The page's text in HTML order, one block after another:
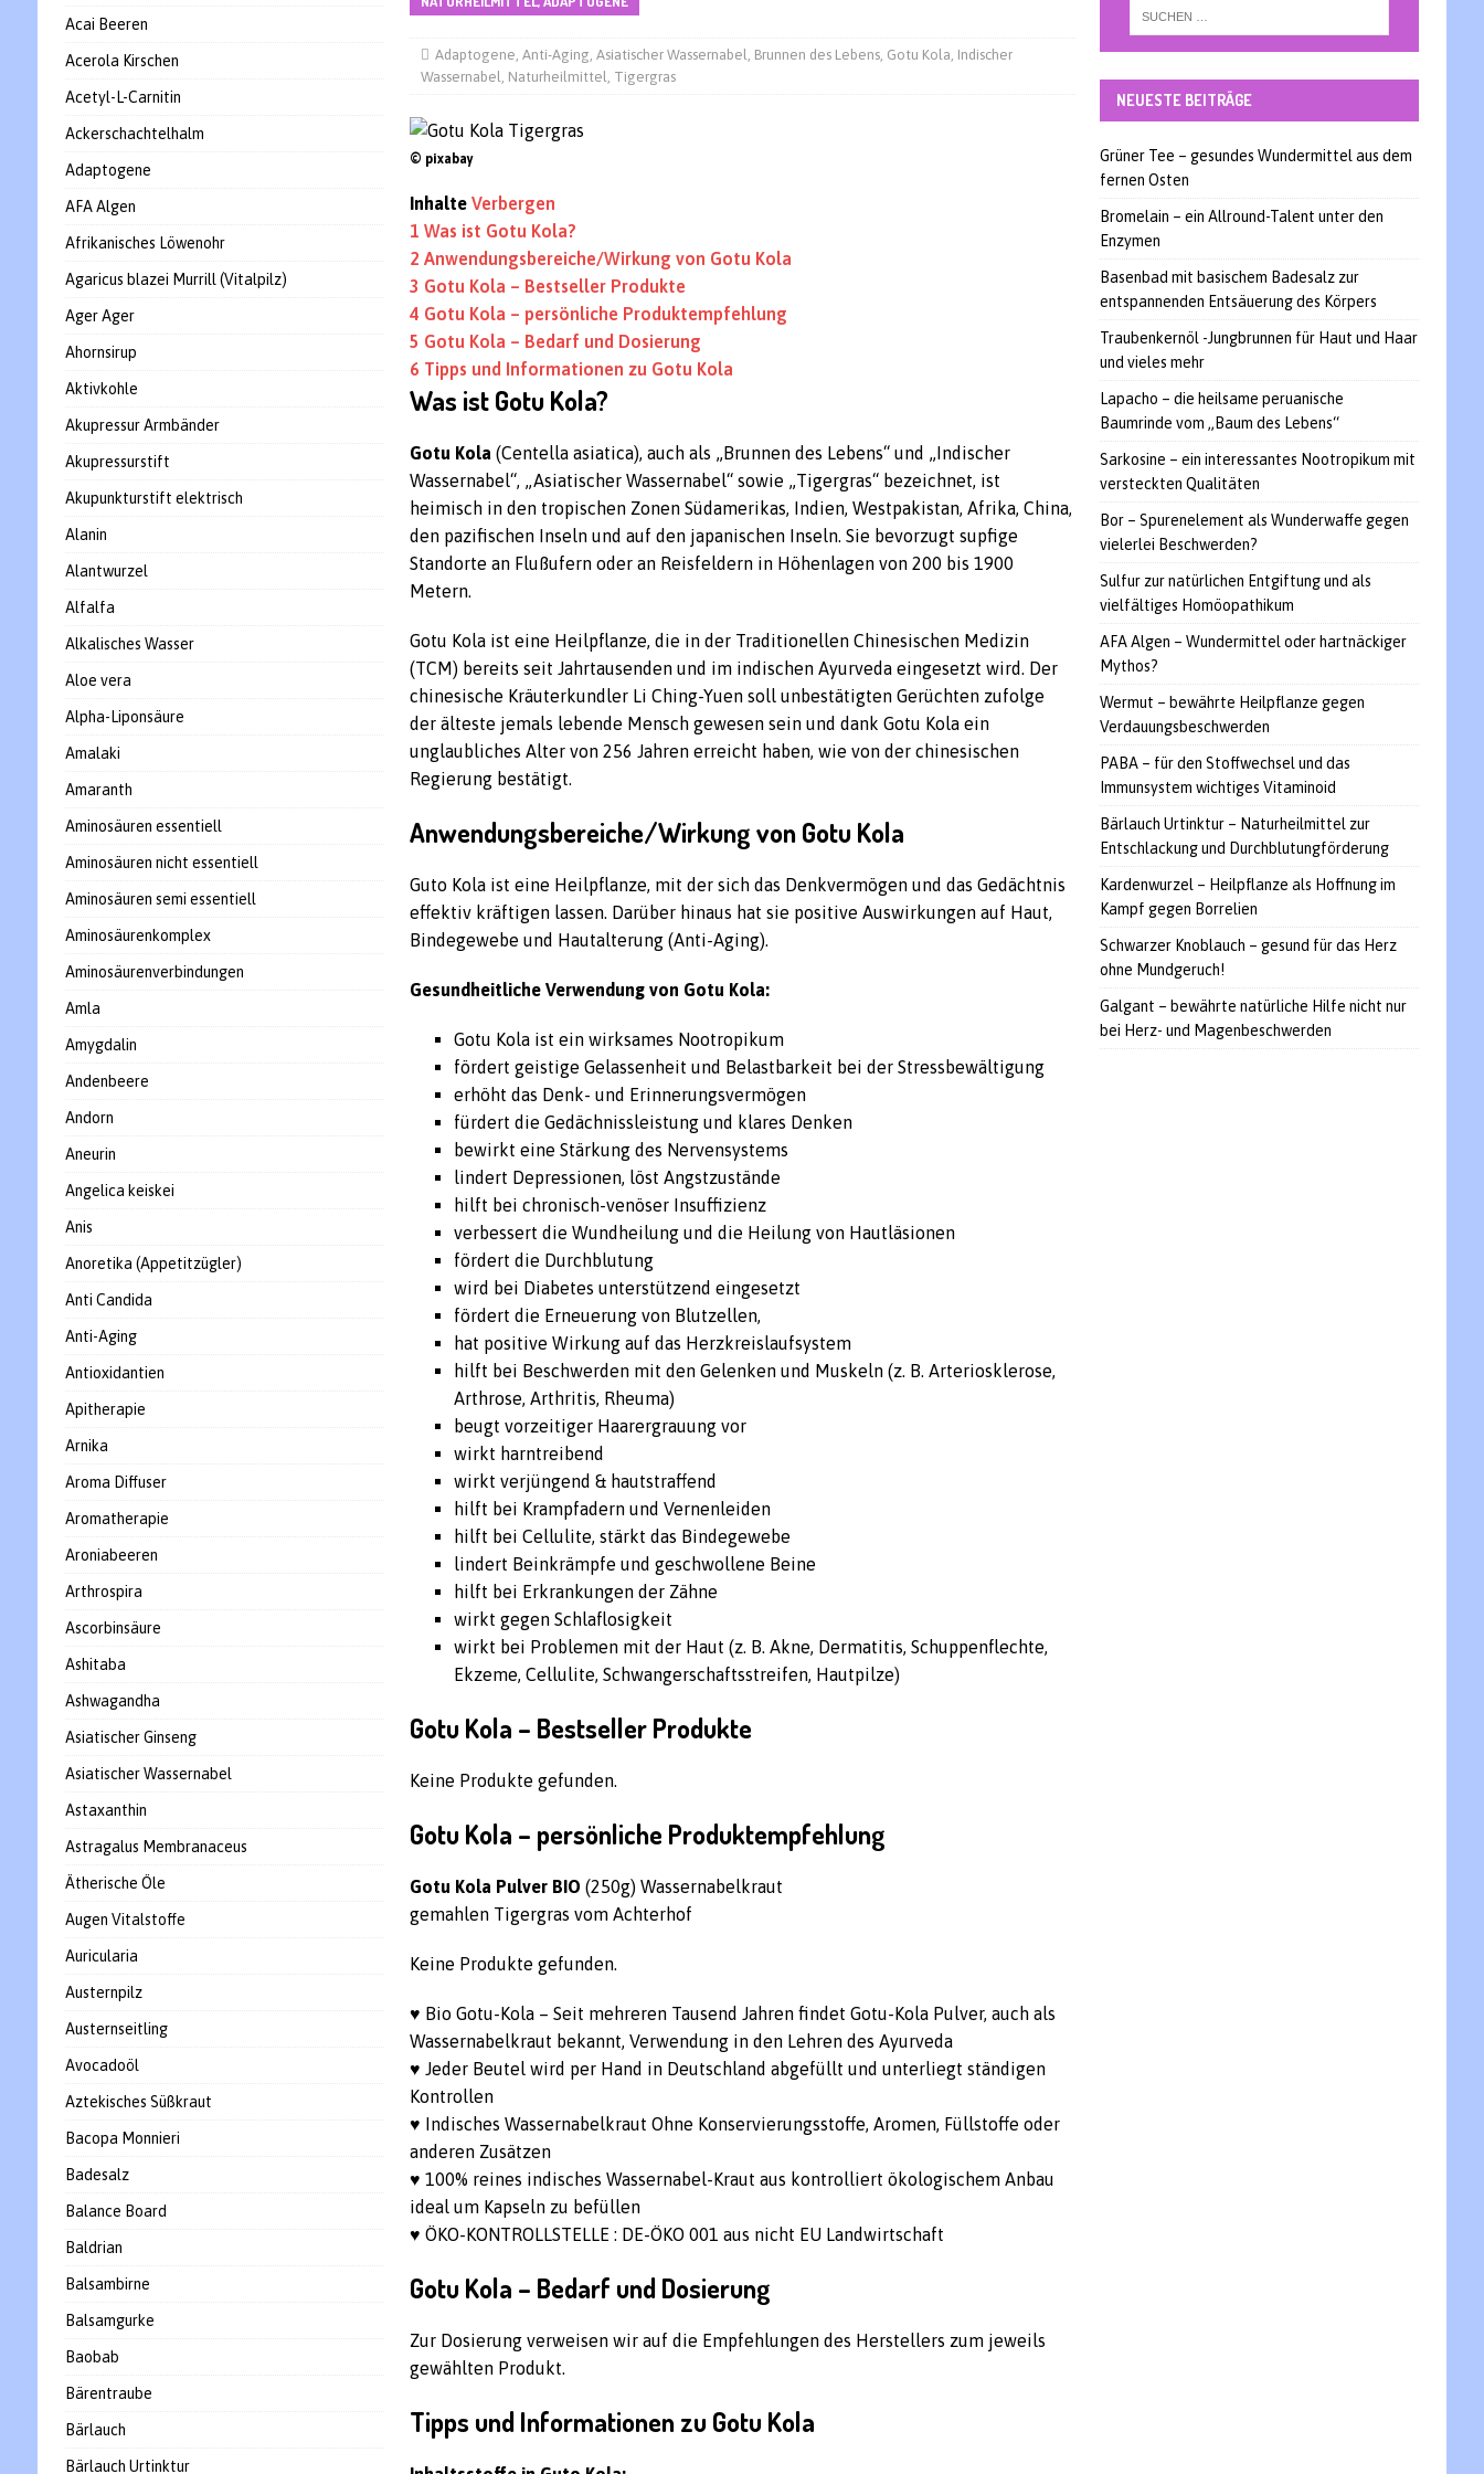
Adaptogene,Anti-Aging,Asiatischer Wassernabel, Brunnen des Lebens, Gotu Kola, Indischer
Wassernabel, Naturheilmittel, Tigergras
© pixabay
Inhalte Verbergen
1 Was ist Gotu Kola?
2 Anwendungsbereiche/Wirkung von Gotu Kola
3 Gotu Kola – Bestseller Produkte
4 Gotu Kola – persönliche Produktempfehlung
5 Gotu Kola – Bedarf und Dosierung
6 Tipps und Informationen zu Gotu Kola
Was ist Gotu Kola?
Gotu Kola(Centella asiatica), auch als „Brunnen des Lebens“ und „Indischer
Wassernabel“, „Asiatischer Wassernabel“ sowie „Tigergras“ bezeichnet, ist
heimisch in den tropischen Zonen Südamerikas, Indien, Westpakistan, Afrika, China,
den pazifischen Inseln und auf den japanischen Inseln. Sie bevorzugt supfige
Standorte an Flußufern oder an Reisfeldern in Höhenlagen von 200 bis 1900
Metern.
Gotu Kola ist eine Heilpflanze, die in der Traditionellen Chinesischen Medizin
(TCM) bereits seit Jahrtausenden und im indischen Ayurveda eingesetzt wird. Der
chinesische Kräuterkundler Li Ching-Yuen soll unbestätigten Gerüchten zufolge
der älteste jemals lebende Mensch gewesen sein und dank Gotu Kola ein
unglaubliches Alter von 256 Jahren erreicht haben, wie von der chinesischen
Regierung bestätigt.
Anwendungsbereiche/Wirkung von Gotu Kola
Guto Kola ist eine Heilpflanze, mit der sich das Denkvermögen und das Gedächtnis
effektiv kräftigen lassen. Darüber hinaus hat sie positive Auswirkungen auf Haut,
Bindegewebe und Hautalterung (Anti-Aging).
Gesundheitliche Verwendung von Gotu Kola:
Gotu Kola ist ein wirksames Nootropikum
fördert geistige Gelassenheit und Belastbarkeit bei der Stressbewältigung
erhöht das Denk- und Erinnerungsvermögen
fürdert die Gedächnissleistung und klares Denken
bewirkt eine Stärkung des Nervensystems
lindert Depressionen, löst Angstzustände
hilft bei chronisch-venöser Insuffizienz
verbessert die Wundheilung und die Heilung von Hautläsionen
fördert die Durchblutung
wird bei Diabetes unterstützend eingesetzt
fördert die Erneuerung von Blutzellen,
hat positive Wirkung auf das Herzkreislaufsystem
hilft bei Beschwerden mit den Gelenken und Muskeln (z. B. Arteriosklerose,
Arthrose, Arthritis, Rheuma)
beugt vorzeitiger Haarergrauung vor
wirkt harntreibend
wirkt verjüngend & hautstraffend
hilft bei Krampfadern und Vernenleiden
hilft bei Cellulite, stärkt das Bindegewebe
lindert Beinkrämpfe und geschwollene Beine
hilft bei Erkrankungen der Zähne
wirkt gegen Schlaflosigkeit
wirkt bei Problemen mit der Haut (z. B. Akne, Dermatitis, Schuppenflechte,
Ekzeme, Cellulite, Schwangerschaftsstreifen, Hautpilze)
Gotu Kola – Bestseller Produkte
Keine Produkte gefunden.
Gotu Kola – persönliche Produktempfehlung
Gotu Kola Pulver BIO (250g) Wassernabelkraut
gemahlen Tigergras vom Achterhof
Keine Produkte gefunden.
♥ Bio Gotu-Kola – Seit mehreren Tausend Jahren findet Gotu-Kola Pulver, auch als
Wassernabelkraut bekannt, Verwendung in den Lehren des Ayurveda
♥ Jeder Beutel wird per Hand in Deutschland abgefüllt und unterliegt ständigen
Kontrollen
♥ Indisches Wassernabelkraut Ohne Konservierungsstoffe, Aromen, Füllstoffe oder
anderen Zusätzen
♥ 100% reines indisches Wassernabel-Kraut aus kontrolliert ökologischem Anbau
ideal um Kapseln zu befüllen
♥ ÖKO-KONTROLLSTELLE : DE-ÖKO 001 aus nicht EU Landwirtschaft
Gotu Kola – Bedarf und Dosierung
Zur Dosierung verweisen wir auf die Empfehlungen des Herstellers zum jeweils
gewählten Produkt.
Tipps und Informationen zu Gotu Kola
Acai Beeren
Acerola Kirschen
Acetyl-L-Carnitin
Ackerschachtelhalm
Adaptogene
AFA Algen
Afrikanisches Löwenohr
Agaricus blazei Murrill (Vitalpilz)
Ager Ager
Ahornsirup
Aktivkohle
Akupressur Armbänder
Akupressurstift
Akupunkturstift elektrisch
Alanin
Alantwurzel
Alfalfa
Alkalisches Wasser
Aloe vera
Alpha-Liponsäure
Amalaki
Amaranth
Aminosäuren essentiell
Aminosäuren nicht essentiell
Aminosäuren semi essentiell
Aminosäurenkomplex
Aminosäurenverbindungen
Amla
Amygdalin
Andenbeere
Andorn
Aneurin
Angelica keiskei
Anis
Anoretika (Appetitzügler)
Anti Candida
Anti-Aging
Antioxidantien
Apitherapie
Arnika
Aroma Diffuser
Aromatherapie
Aroniabeeren
Arthrospira
Ascorbinsäure
Ashitaba
Ashwagandha
Asiatischer Ginseng
Asiatischer Wassernabel
Astaxanthin
Astragalus Membranaceus
Ätherische Öle
Augen Vitalstoffe
Auricularia
Austernpilz
Austernseitling
Avocadoöl
Aztekisches Süßkraut
Bacopa Monnieri
Badesalz
Balance Board
Baldrian
Balsambirne
Balsamgurke
Baobab
Bärentraube
Bärlauch
Bärlauch Urtinktur
NEUESTE BEITRÄGE
Grüner Tee – gesundes Wundermittel aus dem
fernen Osten
Bromelain – ein Allround-Talent unter den
Enzymen
Basenbad mit basischem Badesalz zur
entspannenden Entsäuerung des Körpers
Traubenkernöl -Jungbrunnen für Haut und Haar
und vieles mehr
Lapacho – die heilsame peruanische
Baumrinde vom „Baum des Lebens“
Sarkosine – ein interessantes Nootropikum mit
versteckten Qualitäten
Bor – Spurenelement als Wunderwaffe gegen
vielerlei Beschwerden?
Sulfur zur natürlichen Entgiftung und als
vielfältiges Homöopathikum
AFA Algen – Wundermittel oder hartnäckiger
Mythos?
Wermut – bewährte Heilpflanze gegen
Verdauungsbeschwerden
PABA – für den Stoffwechsel und das
Immunsystem wichtiges Vitaminoid
Bärlauch Urtinktur – Naturheilmittel zur
Entschlackung und Durchblutungförderung
Kardenwurzel – Heilpflanze als Hoffnung im
Kampf gegen Borrelien
Schwarzer Knoblauch – gesund für das Herz
ohne Mundgeruch!
Galgant – bewährte natürliche Hilfe nicht nur
bei Herz- und Magenbeschwerden